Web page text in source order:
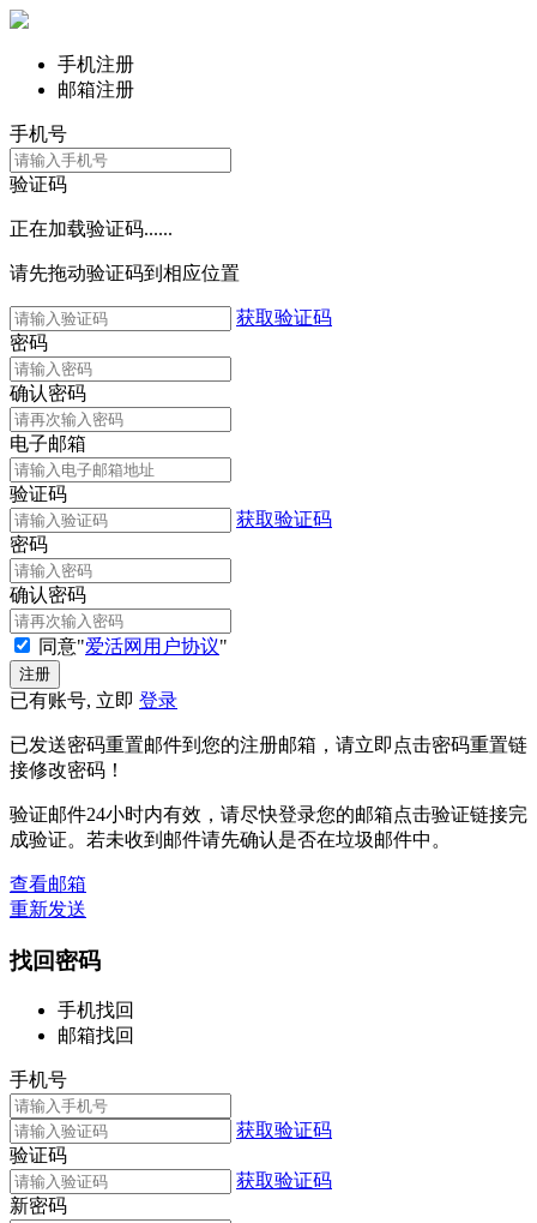
手机注册
邮箱注册
手机号
验证码
正在加载验证码......
请先拖动验证码到相应位置
获取验证码
密码
确认密码
电子邮箱
验证码
获取验证码
密码
确认密码
同意"爱活网用户协议"
已有账号, 立即 登录
已发送密码重置邮件到您的注册邮箱，请立即点击密码重置链
接修改密码！
验证邮件24小时内有效，请尽快登录您的邮箱点击验证链接完
成验证。若未收到邮件请先确认是否在垃圾邮件中。
查看邮箱
重新发送
找回密码
手机找回
邮箱找回
手机号
获取验证码
验证码
获取验证码
新密码